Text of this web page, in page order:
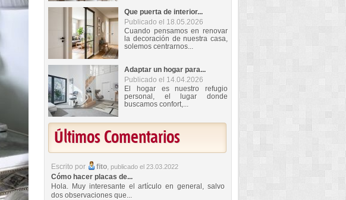
Que puerta de interior...
Publicado el 18.05.2026
Cuando pensamos en renovar
la decoración de nuestra casa,
solemos centrarnos...
Adaptar un hogar para...
Publicado el 14.04.2026
El hogar es nuestro refugio
personal, el lugar donde
buscamos confort,...
Últimos Comentarios
Escrito por fito, publicado el 23.03.2022
Cómo hacer placas de...
Hola. Muy interesante el artículo en general, salvo
dos observaciones que...